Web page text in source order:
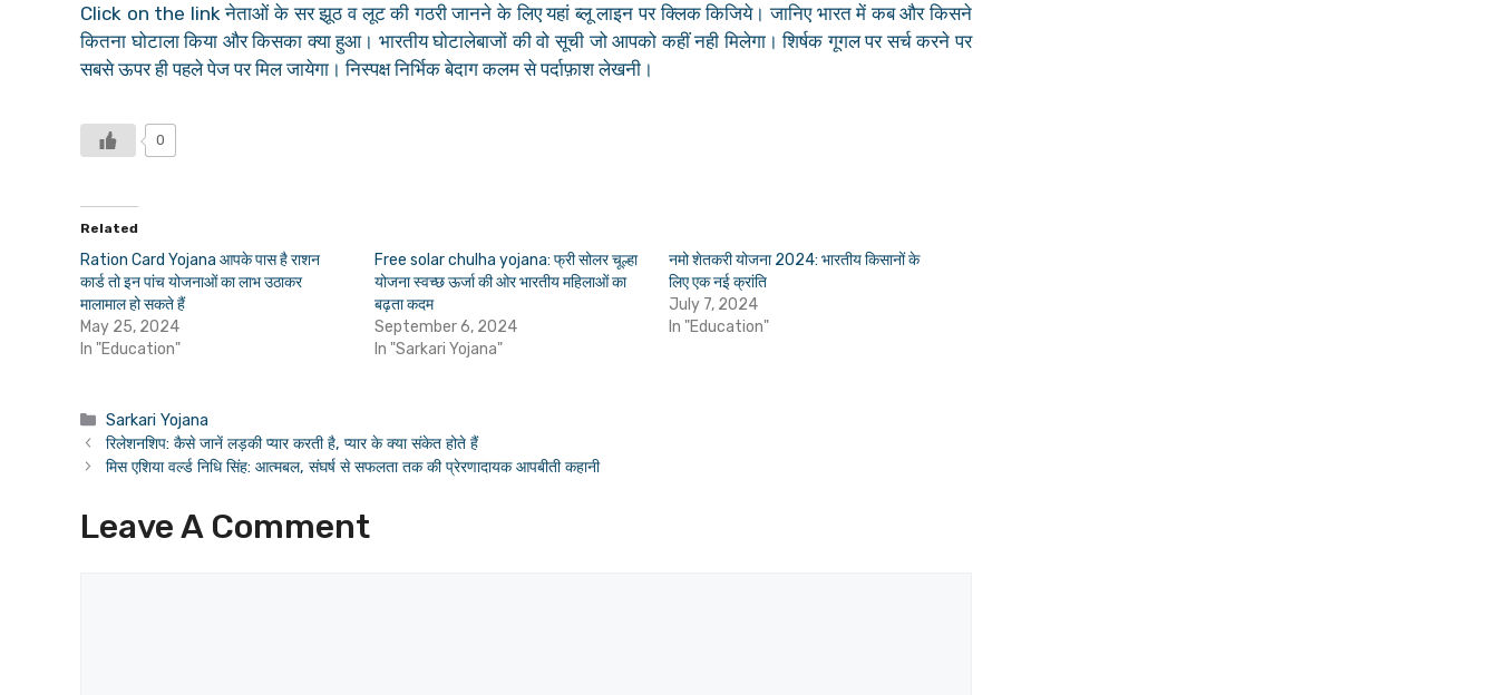
Click on the link नेताओं के सर झूठ व लूट की गठरी जानने के लिए यहां ब्लू लाइन पर क्लिक किजिये। जानिए भारत में कब और किसने
कितना घोटाला किया और किसका क्या हुआ। भारतीय घोटालेबाजों की वो सूची जो आपको कहीं नही मिलेगा। शिर्षक गूगल पर सर्च करने पर
सबसे ऊपर ही पहले पेज पर मिल जायेगा। निस्पक्ष निर्भिक बेदाग कलम से पर्दाफ़ाश लेखनी।
0
Related
Ration Card Yojana आपके पास है राशन
कार्ड तो इन पांच योजनाओं का लाभ उठाकर
मालामाल हो सकते हैं
May 25, 2024
In "Education"
Free solar chulha yojana: फ्री सोलर चूल्हा
योजना स्वच्छ ऊर्जा की ओर भारतीय महिलाओं का
बढ़ता कदम
September 6, 2024
In "Sarkari Yojana"
नमो शेतकरी योजना 2024: भारतीय किसानों के
लिए एक नई क्रांति
July 7, 2024
In "Education"
Categories
Sarkari Yojana
रिलेशनशिप: कैसे जानें लड़की प्यार करती है, प्यार के क्या संकेत होते हैं
मिस एशिया वर्ल्ड निधि सिंह: आत्मबल, संघर्ष से सफलता तक की प्रेरणादायक आपबीती कहानी
Leave A Comment